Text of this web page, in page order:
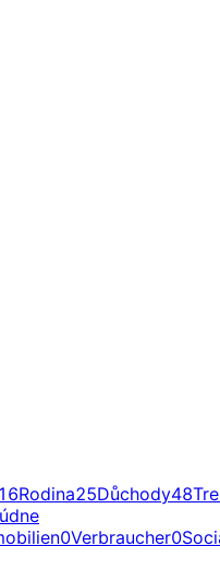
16Rodina25Důchody48
0Verbraucher0